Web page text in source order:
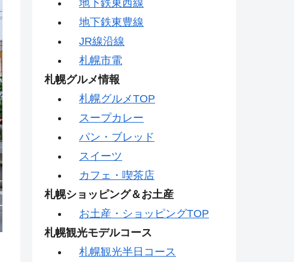
地下鉄東西線
地下鉄東豊線
JR線沿線
札幌市電
札幌グルメ情報
札幌グルメTOP
スープカレー
パン・ブレッド
スイーツ
カフェ・喫茶店
札幌ショッピング＆お土産
お土産・ショッピングTOP
札幌観光モデルコース
札幌観光半日コース